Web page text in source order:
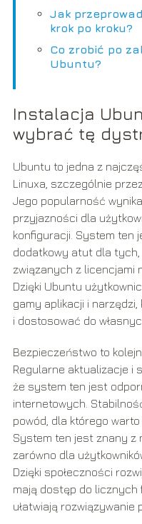
Jak
krok po kroku?
Co zrobić po
Ubuntu?
Instalacja
wybrać tę
Ubuntu to jedna z
Linuxa, szczególnie
Jego popularność
przyjazności dla
konfiguracji. System ten
dodatkowy atut dla
związanych z licencjami
Dzięki Ubuntu
gamy aplikacji i
i dostosować do
Bezpieczeństwo to
Regularne aktualizacje i
że system ten jest
internetowych.
powód, dla którego
System ten jest znany z
zarówno dla
Dzięki społeczności
mają dostęp do licznych
ułatwiają rozwiązywanie